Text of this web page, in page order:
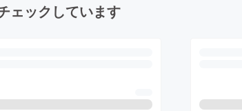
ェックしています